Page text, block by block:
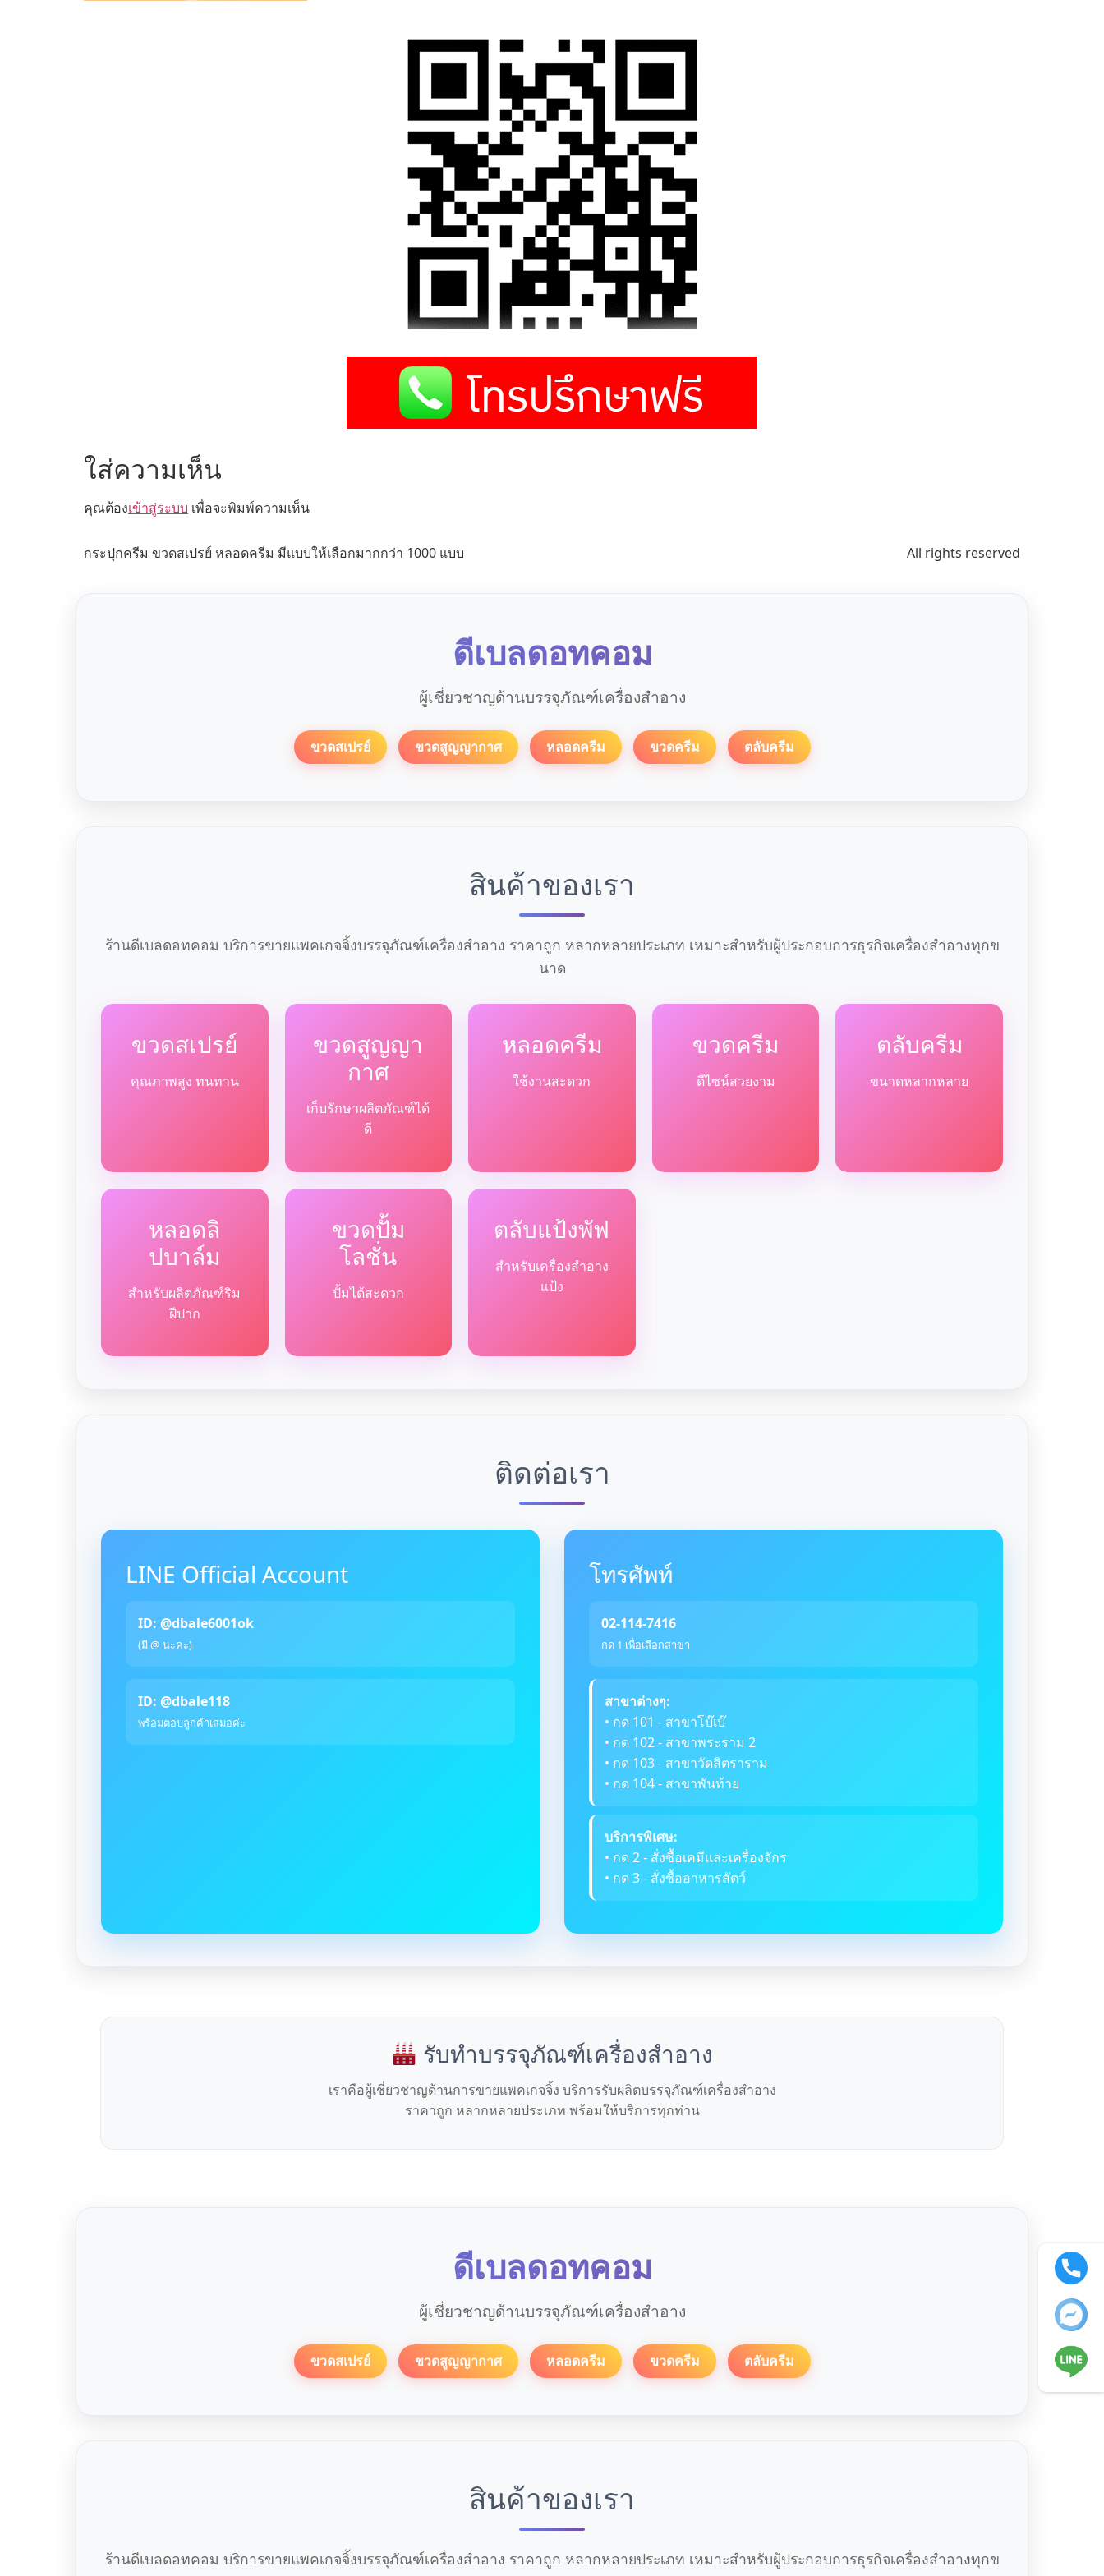
ใส่ความเห็น
คุณต้องเข้าสู่ระบบ เพื่อจะพิมพ์ความเห็น
กระปุกครีม ขวดสเปรย์ หลอดครีม มีแบบให้เลือกมากกว่า 1000 แบบ All rights reserved
ดีเบลดอทคอม
ผู้เชี่ยวชาญด้านบรรจุภัณฑ์เครื่องสำอาง
ขวดสเปรย์ ขวดสูญญากาศ หลอดครีม ขวดครีม ตลับครีม
สินค้าของเรา
ร้านดีเบลดอทคอม บริการขายแพคเกจจิ้งบรรจุภัณฑ์เครื่องสำอาง ราคาถูก หลากหลายประเภท เหมาะสำหรับผู้ประกอบการธุรกิจเครื่องสำอางทุกข
นาด
ขวดสเปรย์
คุณภาพสูง ทนทาน
ขวดสูญญา
กาศ
เก็บรักษาผลิตภัณฑ์ได้
ดี
หลอดครีม
ใช้งานสะดวก
ขวดครีม
ดีไซน์สวยงาม
ตลับครีม
ขนาดหลากหลาย
หลอดลิ
ปบาล์ม
สำหรับผลิตภัณฑ์ริม
ฝีปาก
ขวดปั้ม
โลชั่น
ปั้มได้สะดวก
ตลับแป้งพัฟ
สำหรับเครื่องสำอาง
แป้ง
ติดต่อเรา
LINE Official Account
ID: @dbale6001ok
(มี @ นะคะ)
ID: @dbale118
พร้อมตอบลูกค้าเสมอค่ะ
โทรศัพท์
02-114-7416
กด 1 เพื่อเลือกสาขา
สาขาต่างๆ:
• กด 101 - สาขาโบ๊เบ๊
• กด 102 - สาขาพระราม 2
• กด 103 - สาขาวัดสิตราราม
• กด 104 - สาขาพันท้าย
บริการพิเศษ:
• กด 2 - สั่งซื้อเคมีและเครื่องจักร
• กด 3 - สั่งซื้ออาหารสัตว์
รับทำบรรจุภัณฑ์เครื่องสำอาง
เราคือผู้เชี่ยวชาญด้านการขายแพคเกจจิ้ง บริการรับผลิตบรรจุภัณฑ์เครื่องสำอาง
ราคาถูก หลากหลายประเภท พร้อมให้บริการทุกท่าน
ดีเบลดอทคอม
ผู้เชี่ยวชาญด้านบรรจุภัณฑ์เครื่องสำอาง
ขวดสเปรย์ ขวดสูญญากาศ หลอดครีม ขวดครีม ตลับครีม
สินค้าของเรา
ร้านดีเบลดอทคอม บริการขายแพคเกจจิ้งบรรจุภัณฑ์เครื่องสำอาง ราคาถูก หลากหลายประเภท เหมาะสำหรับผู้ประกอบการธุรกิจเครื่องสำอางทุกข